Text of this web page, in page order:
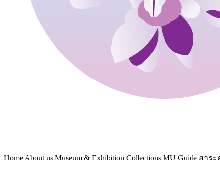
Home About us Museum & Exhibition Collections MU Guide สาระ